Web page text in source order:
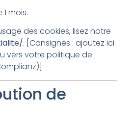
1 mois.
des cookies, lisez notre
. [Consignes : ajoutez ici
vers votre politique de
de